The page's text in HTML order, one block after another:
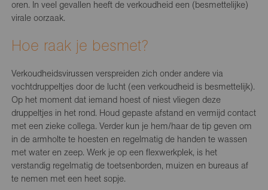
oren. In veel gevallen heeft de verkoudheid een (besmettelijke)
virale oorzaak.
Hoe raak je besmet?
Verkoudheidsvirussen verspreiden zich onder andere via
vochtdruppeltjes door de lucht (een verkoudheid is besmettelijk).
Op het moment dat iemand hoest of niest vliegen deze
druppeltjes in het rond. Houd gepaste afstand en vermijd contact
met een zieke collega. Verder kun je hem/haar de tip geven om
in de armholte te hoesten en regelmatig de handen te wassen
met water en zeep. Werk je op een flexwerkplek, is het
verstandig regelmatig de toetsenborden, muizen en bureaus af
te nemen met een heet sopje.